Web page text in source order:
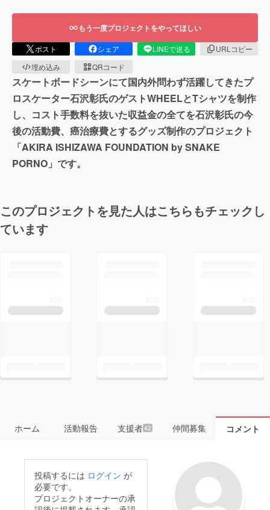
もう一度プロジェクトをやってほしい
ポスト シェア LINEで送る
URLコピー
埋め込み
QRコード
スケートボードシーンにて国内外問わず活躍してきたプ
ロスケーター石沢彰氏のゲストWHEELとTシャツを制作
し、コスト手数料を抜いた収益金の全てを石沢彰氏の今
後の活動費、癌治療費とするグッズ制作のプロジェクト
「AKIRA ISHIZAWA FOUNDATION by SNAKE
PORNO」です。
このプロジェクトを見た人はこちらもチェックし
ています
ホーム 活動報告 支援者42 仲間募集 コメント
投稿するには ログイン が
必要です。
プロジェクトオーナーの承